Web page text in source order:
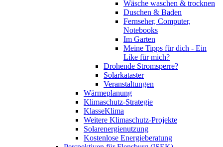
Wäsche waschen & trocknen
Duschen & Baden
Fernseher, Computer,
Notebooks
Im Garten
Meine Tipps für dich - Ein
Like für mich?
Drohende Stromsperre?
Solarkataster
Veranstaltungen
Wärmeplanung
Klimaschutz-Strategie
KlasseKlima
Weitere Klimaschutz-Projekte
Solarenergienutzung
Kostenlose Energieberatung